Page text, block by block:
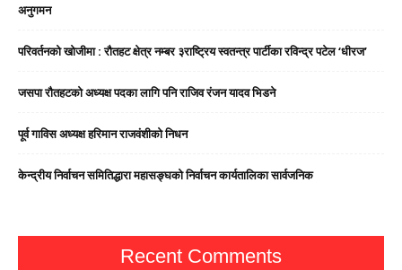
अनुगमन
परिवर्तनको खोजीमा : रौतहट क्षेत्र नम्बर ३राष्ट्रिय स्वतन्त्र पार्टीका रविन्द्र पटेल ‘धीरज’
जसपा राैतहटको अध्यक्ष पदका लागि पनि राजिव रंजन यादव भिडने
पूर्व गाविस अध्यक्ष हरिमान राजवंशीको निधन
केन्द्रीय निर्वाचन समितिद्धारा महासङ्घको निर्वाचन कार्यतालिका सार्वजनिक
Recent Comments